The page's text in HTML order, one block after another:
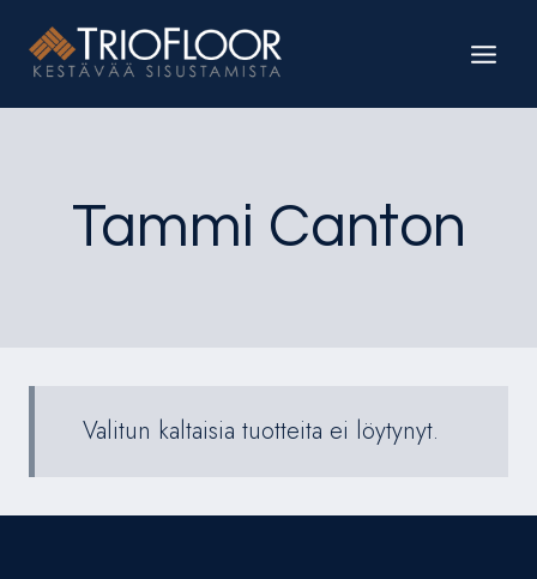
sisältöön
Tammi Canton
Valitun kaltaisia tuotteita ei löytynyt.